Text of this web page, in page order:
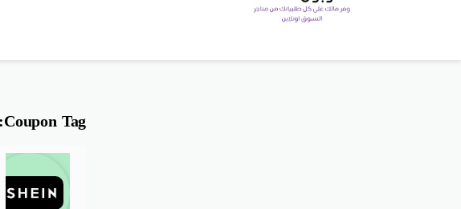
Coupon Tag: